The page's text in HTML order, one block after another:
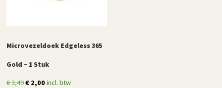
Microvezeldoek Edgeless 365
Gold – 1 Stuk
€3,49Oorspronkelijke
€ 2,00Huidige
incl. btw